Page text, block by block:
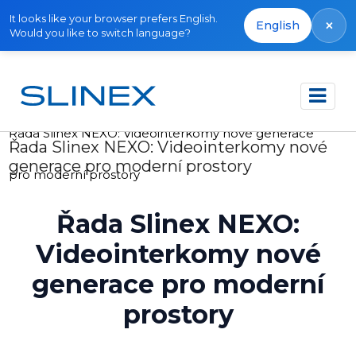
It looks like your browser prefers English.
Would you like to switch language?
English ×
Domů Publikace
Řada Slinex NEXO: Videointerkomy nové generace
pro moderní prostory
Řada Slinex NEXO: Videointerkomy nové
generace pro moderní prostory
Řada Slinex NEXO:
Videointerkomy nové
generace pro moderní
prostory